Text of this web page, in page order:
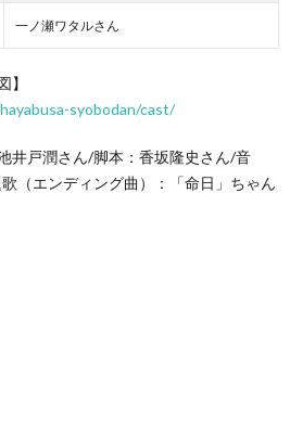
一ノ瀬ワタルさん
】
syobodan/cast/
井戸潤さん/脚本：香坂隆史さん/音
（エンディング曲）：「命日」ちゃん